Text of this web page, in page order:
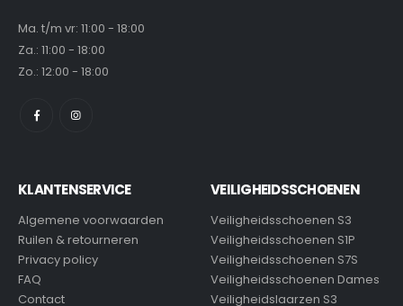
Ma. t/m vr: 11:00 - 18:00
Za.: 11:00 - 18:00
Zo.: 12:00 - 18:00
KLANTENSERVICE
Algemene voorwaarden
Ruilen & retourneren
Privacy policy
FAQ
Contact
VEILIGHEIDSSCHOENEN
Veiligheidsschoenen S3
Veiligheidsschoenen S1P
Veiligheidsschoenen S7S
Veiligheidsschoenen Dames
Veiligheidslaarzen S3